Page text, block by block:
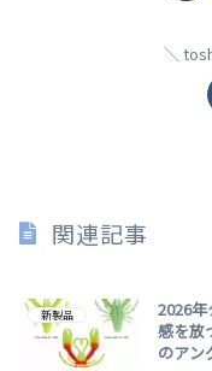
関連記事
新製品
2026
感を放
のアン